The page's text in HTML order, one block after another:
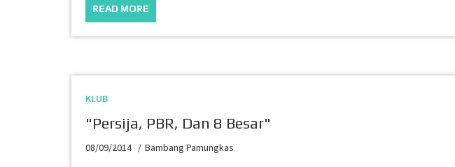
READ MORE
KLUB
"Persija, PBR, Dan 8 Besar"
08/09/2014
Bambang Pamungkas